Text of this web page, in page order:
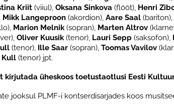
Kriit (viiul), Oksana Sinkova (flööt), Henri
Mikk Langeproon (akordion), Aare Saal (bariton),
Marion Melnik(sopran), Marten Altrov
Oliver Kuusik(tenor), Lauri Sepp (saksofon),
(tenor), Ille Saar (sopran), Toomas Vavilov
Kull (tenor) jpt.
kirjutada üheskoos toetustaotlusi Eesti
jooksul PLMF-i kontserdisarjades koos